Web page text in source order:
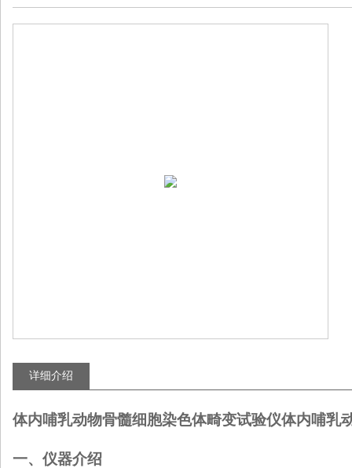
详细介绍
体内哺乳动物骨髓细胞染色体畸变试验仪体内哺乳
一、 仪器介绍